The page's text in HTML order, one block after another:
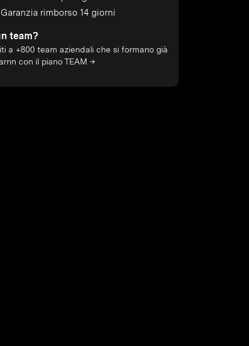
Garanzia rimborso 14 giorni
team?
a +800 team aziendali che si formano già
con il piano TEAM →